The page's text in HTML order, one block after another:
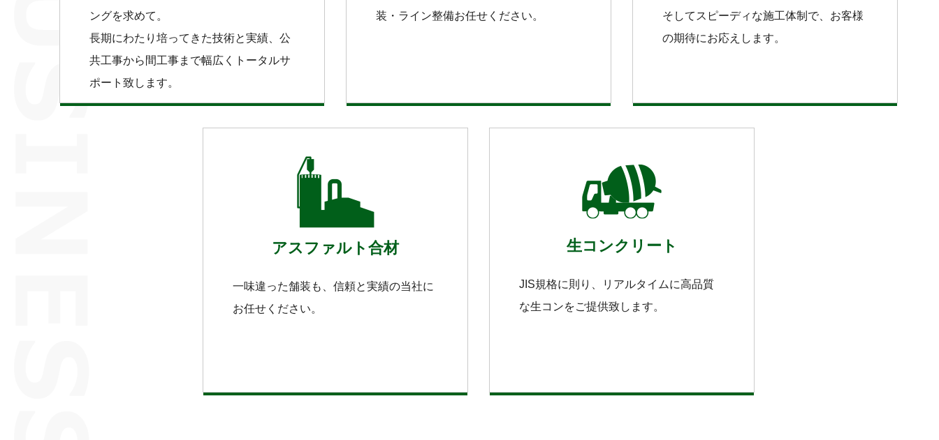
ングを求めて。
長期にわたり培ってきた技術と実績、公
共工事から間工事まで幅広くトータルサ
ポート致します。
装・ライン整備お任せください。
そしてスピーディな施工体制で、お客様
の期待にお応えします。
アスファルト合材
一味違った舗装も、信頼と実績の当社に
お任せください。
生コンクリート
JIS規格に則り、リアルタイムに高品質
な生コンをご提供致します。